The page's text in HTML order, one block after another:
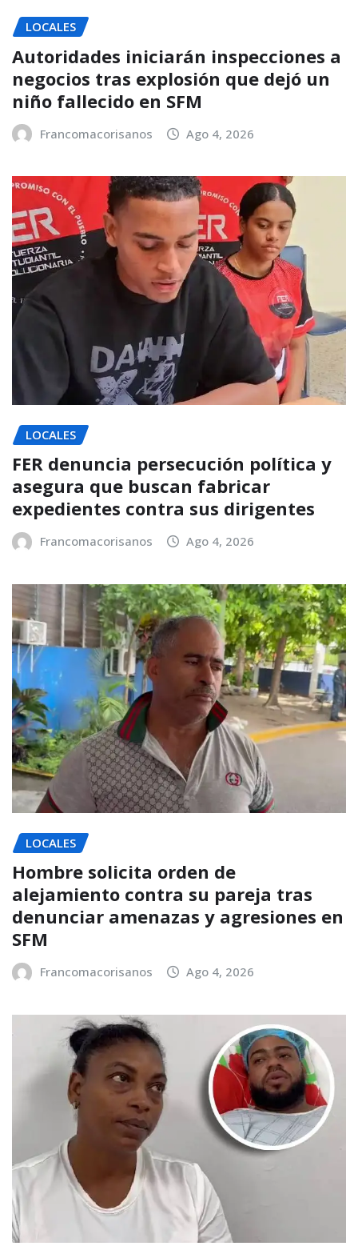
LOCALES
Autoridades iniciarán inspecciones a
negocios tras explosión que dejó un
niño fallecido en SFM
Francomacorisanos Ago 4, 2026
LOCALES
FER denuncia persecución política y
asegura que buscan fabricar
expedientes contra sus dirigentes
Francomacorisanos Ago 4, 2026
LOCALES
Hombre solicita orden de
alejamiento contra su pareja tras
denunciar amenazas y agresiones en
SFM
Francomacorisanos Ago 4, 2026